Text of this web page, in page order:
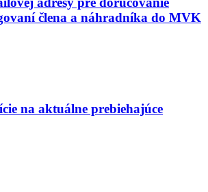
člena a náhradníka do MVK
na aktuálne prebiehajúce